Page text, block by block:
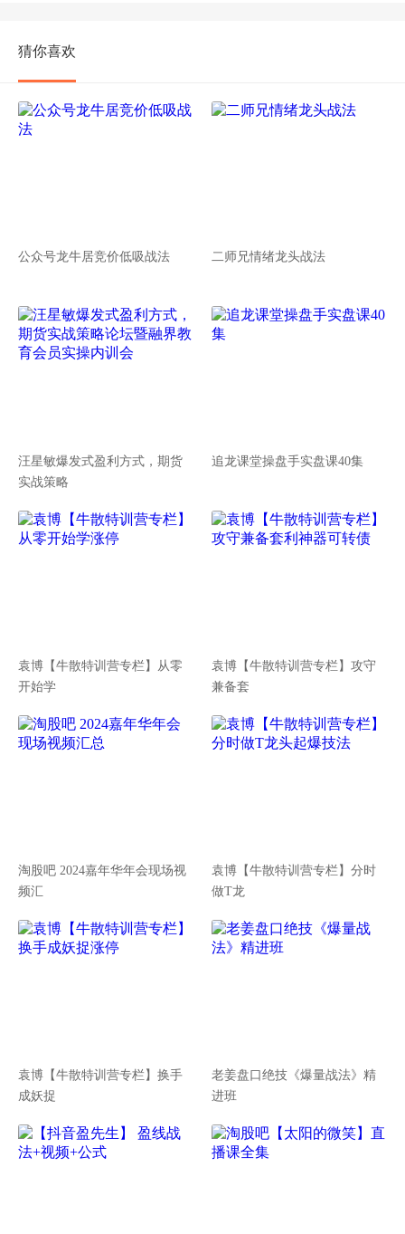
猜你喜欢
公众号龙牛居竞价低吸战法 二师兄情绪龙头战法
汪星敏爆发式盈利方式，期货
实战策略
追龙课堂操盘手实盘课40集
袁博【牛散特训营专栏】从零
开始学
袁博【牛散特训营专栏】攻守
兼备套
淘股吧 2024嘉年华年会现场视
频汇
袁博【牛散特训营专栏】分时
做T龙
袁博【牛散特训营专栏】换手
成妖捉
老姜盘口绝技《爆量战法》精
进班